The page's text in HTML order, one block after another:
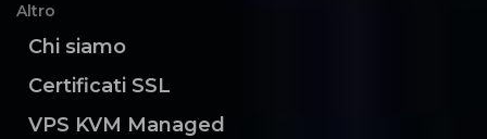
Altro
Chi siamo
Certificati SSL
VPS KVM Managed